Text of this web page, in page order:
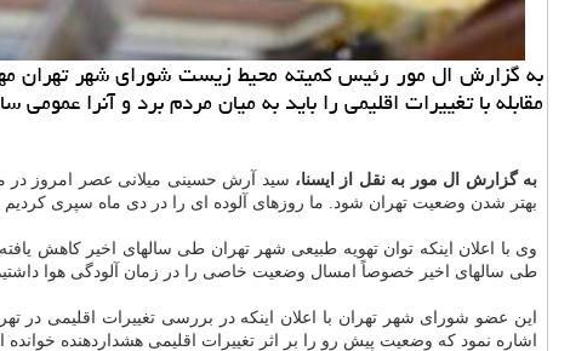
به گزارش ال مور رئیس کمیته محیط زیست شورای شهر تهران
مقابله با تغییرات اقلیمی را باید به میان مردم برد و آنرا عمومی
به گزارش ال مور به نقل از ایسنا، سید آرش حسینی میلانی عصر امروز در
بهتر شدن وضعیت تهران شود. ما روزهای آلوده ای را در دی ماه سپری کردیم
وی با اعلان اینکه توان تهویه طبیعی شهر تهران طی سالهای اخیر کاهش
طی سالهای اخیر خصوصاً امسال وضعیت خاصی را در زمان آلودگی هوا
این عضو شورای شهر تهران با اعلان اینکه در بررسی تغییرات اقلیمی در
اشاره نمود که وضعیت پیش رو را بر اثر تغییرات اقلیمی هشداردهنده خوانده